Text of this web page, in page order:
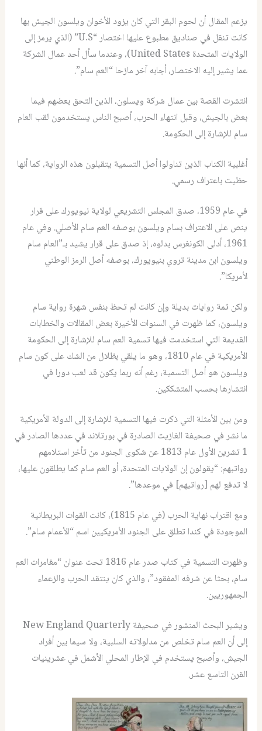
يزعم المقال أن لحوم البقر التي كان يزود الأخوان ويلسون الجيش بها
كانت تنقل في صناديق مطبوع عليها اختصار “U.S” (الذي يرمز إلى
الولايات المتحدة United States)، وعندما سأل أحد عمال الشركة
عما يشير إليه الاختصار، أجابه آخر مازحا “العم سام”.
انتشرت القصة بين عمال شركة ويسلون، الذين التحق بعضهم فيما
بعض بالجيش، وقبل انتهاء الحرب، أصبح الناس يستخدمون لقب العام
سام للإشارة إلى الحكومة.
أغلبية الكتاب الذين تناولوا أصل التسمية يتقبلون هذه الرواية، كما أنها
حظيت باعتراف رسمي.
في عام 1959، صدق المجلس التشريعي لولاية نيويورك على قرار
ينص على الاعتراف بسام ويلسون بوصفه العم سام الأصلي. وفي عام
1961، أدلى الكونغرس بدلوه، إذ صدق على قرار يشيد بـ”العام سام
ويلسون ابن مدينة تروي بنيويورك، بوصفه أصل الرمز الوطني
لأمريكا”.
ولكن ثمة روايات بديلة وإن كانت لم تحظ بنفس شهرة رواية سام
ويلسون، كما ظهرت في السنوات الأخيرة بعض المقالات والخطابات
القديمة التي استخدمت فيها تسمية العم سام للإشارة إلى الحكومة
الأمريكية في عام 1810، وهو ما يلقي بظلال من الشك على كون سام
ويلسون هو أصل التسمية، رغم أنه ربما يكون قد لعب دورا في
انتشارها بحسب المتشككين.
ومن بين الأمثلة التي ذكرت فيها التسمية للإشارة إلى الدولة الأمريكية
ما نشر في صحيفة الغازيت الصادرة في بورتلاند في عددها الصادر في
1 تشرين الأول عام 1813 عن شكوى الجنود من تأخر استلامهم
رواتبهم: “يقولون إن الولايات المتحدة، أو العم سام كما يطلقون عليها،
لا تدفع لهم [رواتبهم] في موعدها”.
ومع اقتراب نهاية الحرب (في عام 1815)، كانت القوات البريطانية
الموجودة في كندا تطلق على الجنود الأمريكيين اسم “الأعمام سام”.
وظهرت التسمية في كتاب صدر عام 1816 تحت عنوان “مغامرات العم
سام، بحثا عن شرفه المفقود”، والذي كان ينتقد الحرب والزعماء
الجمهوريين.
ويشير البحث المنشور في صحيفة New England Quarterly
إلى أن العم سام تخلص من مدلولاته السلبية، ولا سيما بين أفراد
الجيش، وأصبح يستخدم في الإطار المحلي الأشمل في عشرينيات
القرن التاسع عشر.